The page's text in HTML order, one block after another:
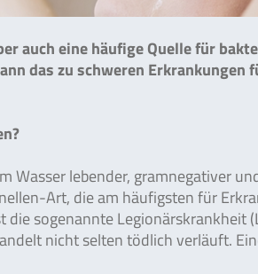
auch eine häufige Quelle für
das zu schweren
Wasser lebender, gramnegativer
Art, die am häufigsten für
die sogenannte Legionärskrankheit
nicht selten tödlich verläuft.